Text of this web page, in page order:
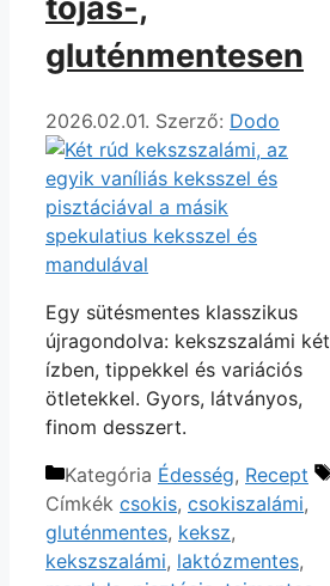
gluténmentesen
2026.02.01. Szerző: Dodo
Egy sütésmentes klasszikus
újragondolva: kekszszalámi két
ízben, tippekkel és variációs
ötletekkel. Gyors, látványos,
finom desszert.
Kategória Édesség, Recept
Címkék csokis, csokiszalámi,
gluténmentes, keksz,
kekszszalámi, laktózmentes,